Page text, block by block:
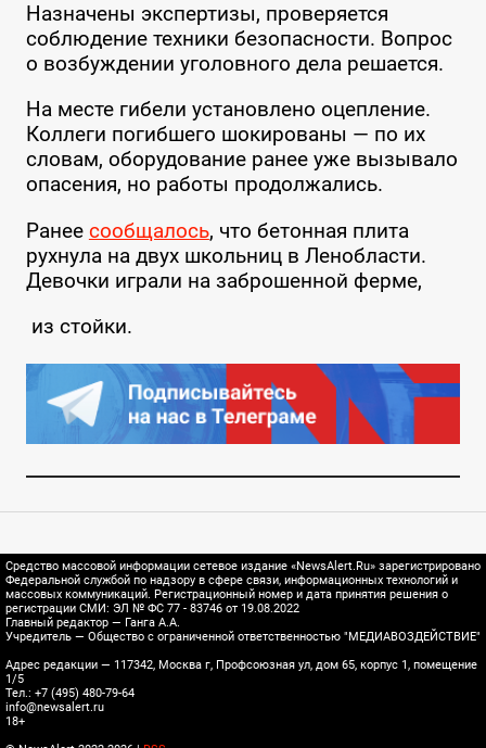
Назначены экспертизы, проверяется
соблюдение техники безопасности. Вопрос
о возбуждении уголовного дела решается.
На месте гибели установлено оцепление.
Коллеги погибшего шокированы — по их
словам, оборудование ранее уже вызывало
опасения, но работы продолжались.
Ранее сообщалось, что бетонная плита
рухнула на двух школьниц в Ленобласти.
Девочки играли на заброшенной ферме,
из стойки.
Средство массовой информации сетевое издание «NewsAlert.Ru» зарегистрировано
Федеральной службой по надзору в сфере связи, информационных технологий и
массовых коммуникаций. Регистрационный номер и дата принятия решения о
регистрации СМИ: ЭЛ № ФС 77 - 83746 от 19.08.2022
Главный редактор — Ганга А.А.
Учредитель — Общество с ограниченной ответственностью "МЕДИАВОЗДЕЙСТВИЕ"
Адрес редакции — 117342, Москва г, Профсоюзная ул, дом 65, корпус 1, помещение
1/5
Тел.: +7 (495) 480-79-64
info@newsalert.ru
18+